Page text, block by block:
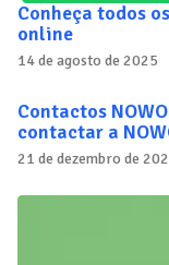
Conheça todos
online
14 de agosto de 2025
Contactos
contactar a
21 de dezembro de